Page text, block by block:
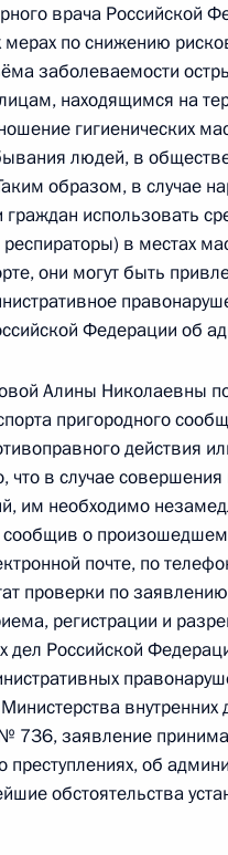
Президента
Министерства
округу Олег
Федерации по приёму
понедельник
данного по
Федерации
по обеспечению
года
данного по
Алтайского
Федерации
по обеспечению
года
врача Российской
по снижению
заболеваемости
находящимся на
гигиенических
людей, в
образом, в случае
граждан использовать
в местах
они могут быть
Федерации об
Алины Николаевны по
пригородного
действия
что в случае
им необходимо
сообщив о
почте, по
проверки по
регистрации и
дел Российской
736, заявление
об
обстоятельства